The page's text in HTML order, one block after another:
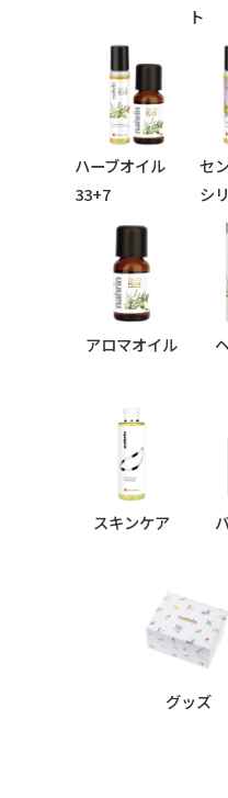
ト
ハーブオイル
33+7
シリーズ
セ
シ
アロマオイル
スキンケア
グッズ